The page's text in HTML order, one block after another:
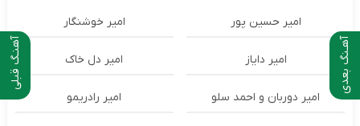
آهنـگ قبلی آهـنگ بعدی
امیر حسین پور امیر خوشنگار
امیر دایاز امیر دل خاک
امیر دوربان و احمد سلو امیر رادریمو